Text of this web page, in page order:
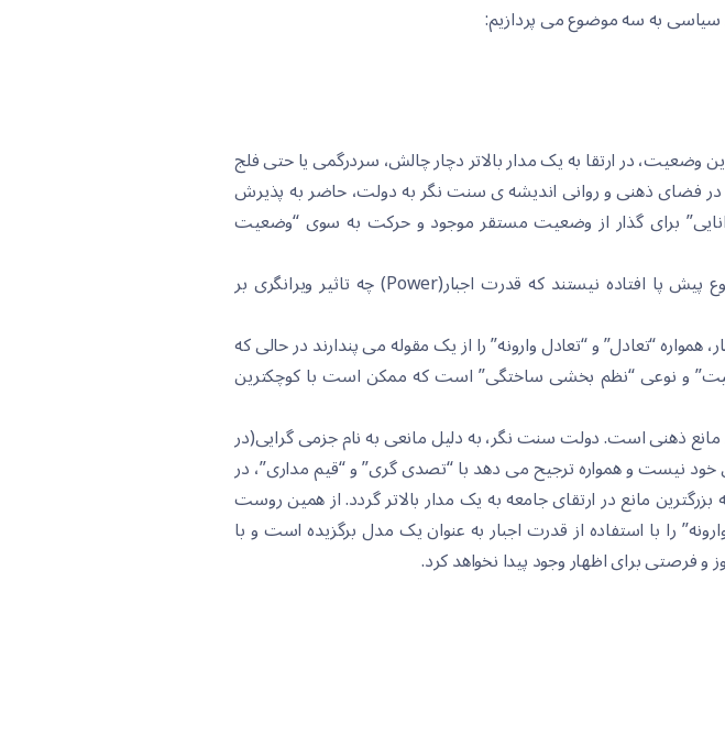
سیاسی به سه موضوع می پردازیم:
وضعیت، در ارتقا به یک مدار بالاتر دچار چالش، سردرگمی یا حتی فلج
فضای ذهنی و روانی اندیشه ی سنت نگر به دولت، حاضر به پذیرش
برای گذار از وضعیت مستقر موجود و حرکت به سوی “وضعیت
دولت های سنت نگر به دلیل همین ناتوانی، حتی قادر به تحلیل این موضوع پیش پا افتاده نیستند که قدرت اجبار(Power) چه تاثیر ویرانگری بر
“تعادل” و “تعادل وارونه” را از یک مقوله می پندارند در حالی که
و نوعی “نظم بخشی ساختگی” است که ممکن است با کوچکترین
ذهنی است. دولت سنت نگر، به دلیل مانعی به نام جزمی گرایی(در
نیست و همواره ترجیح می دهد با “تصدی گری” و “قیم مداری”، در
مانع در ارتقای جامعه به یک مدار بالاتر گردد. از همین روست
را با استفاده از قدرت اجبار به عنوان یک مدل برگزیده است و با
فرصتی برای اظهار وجود پیدا نخواهد کرد.